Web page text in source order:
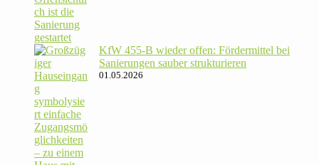
KfW 455‑B wieder offen: För­der­mittel bei
Sanie­rungen sauber strukturieren
01.05.2026